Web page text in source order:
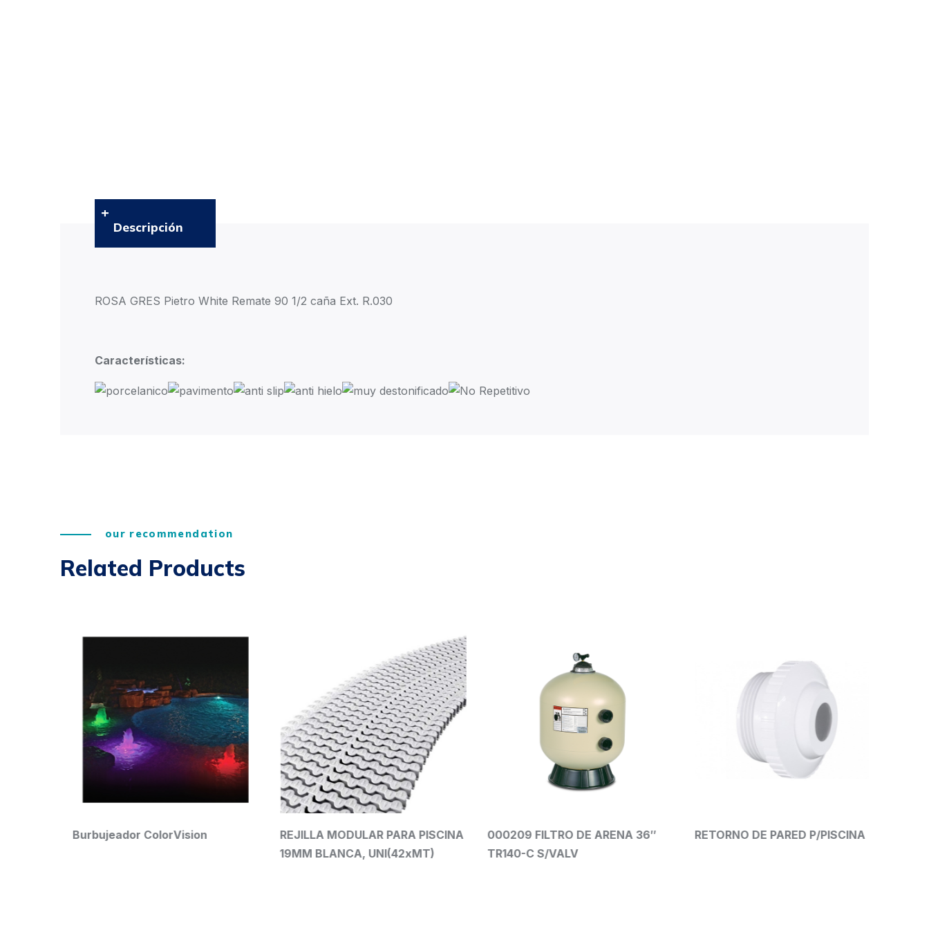
Descripción
ROSA GRES Pietro White Remate 90 1/2 caña Ext. R.030
Características:
our recommendation
Related Products
Burbujeador ColorVision
REJILLA MODULAR PARA PISCINA
19MM BLANCA, UNI(42xMT)
000209 FILTRO DE ARENA 36″
TR140-C S/VALV
RETORNO DE PARED P/PISCINA